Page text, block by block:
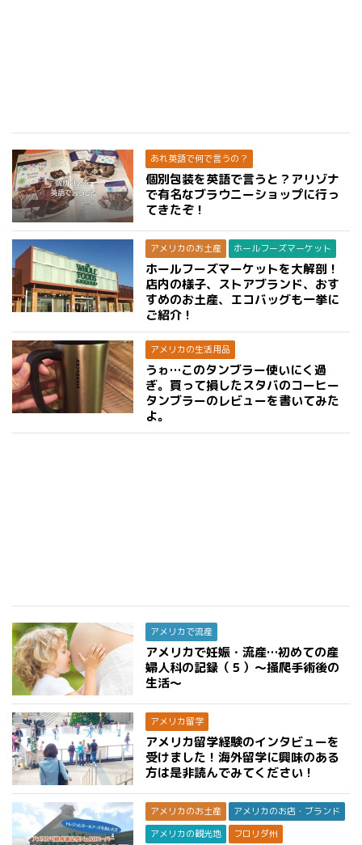
あれ英語で何で言うの？
個別包装を英語で言うと？アリゾナ
で有名なブラウニーショップに行っ
てきたぞ！
アメリカのお土産 ホールフーズマーケット
ホールフーズマーケットを大解剖！
店内の様子、ストアブランド、おす
すめのお土産、エコバッグも一挙に
ご紹介！
アメリカの生活用品
うゎ…このタンブラー使いにく過
ぎ。買って損したスタバのコーヒー
タンブラーのレビューを書いてみた
よ。
アメリカで流産
アメリカで妊娠・流産…初めての産
婦人科の記録（５）〜掻爬手術後の
生活〜
アメリカ留学
アメリカ留学経験のインタビューを
受けました！海外留学に興味のある
方は是非読んでみてください！
アメリカのお土産
アメリカのお店・ブランド
アメリカの観光地
フロリダ州